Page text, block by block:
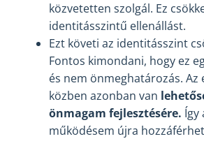
közvetetten szolgál. Ez
identitásszintű ellenállást.
Ezt követi az identitásszint
Fontos kimondani, hogy ez
és nem önmeghatározás. Az
közben azonban van
önmagam fejlesztésére. Így
működésem újra